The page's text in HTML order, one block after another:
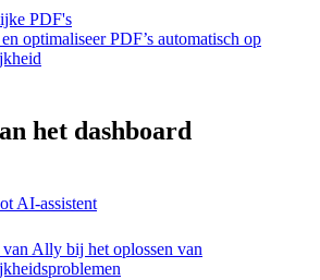
PDF's
optimaliseer PDF’s automatisch op
het dashboard
AI-assistent
Ally bij het oplossen van